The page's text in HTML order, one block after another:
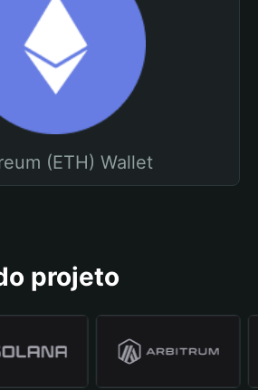
(ETH) Wallet
projeto